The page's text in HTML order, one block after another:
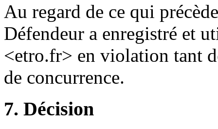
Au regard de ce qui
Défendeur a enregistré et
<etro.fr> en violation tant
de concurrence.
7. Décision